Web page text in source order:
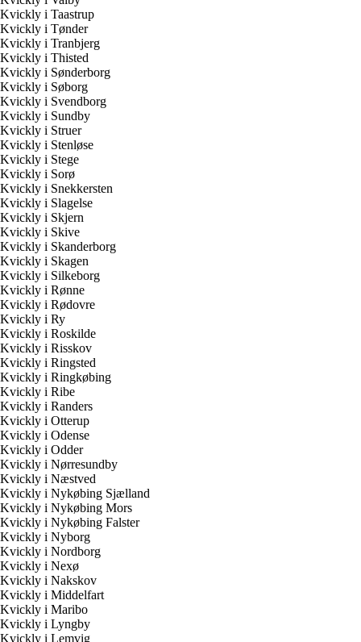
Kvickly i Taastrup
Kvickly i Tønder
Kvickly i Tranbjerg
Kvickly i Thisted
Kvickly i Sønderborg
Kvickly i Søborg
Kvickly i Svendborg
Kvickly i Sundby
Kvickly i Struer
Kvickly i Stenløse
Kvickly i Stege
Kvickly i Sorø
Kvickly i Snekkersten
Kvickly i Slagelse
Kvickly i Skjern
Kvickly i Skive
Kvickly i Skanderborg
Kvickly i Skagen
Kvickly i Silkeborg
Kvickly i Rønne
Kvickly i Rødovre
Kvickly i Ry
Kvickly i Roskilde
Kvickly i Risskov
Kvickly i Ringsted
Kvickly i Ringkøbing
Kvickly i Ribe
Kvickly i Randers
Kvickly i Otterup
Kvickly i Odense
Kvickly i Odder
Kvickly i Nørresundby
Kvickly i Næstved
Kvickly i Nykøbing Sjælland
Kvickly i Nykøbing Mors
Kvickly i Nykøbing Falster
Kvickly i Nyborg
Kvickly i Nordborg
Kvickly i Nexø
Kvickly i Nakskov
Kvickly i Middelfart
Kvickly i Maribo
Kvickly i Lyngby
Kvickly i Lemvig